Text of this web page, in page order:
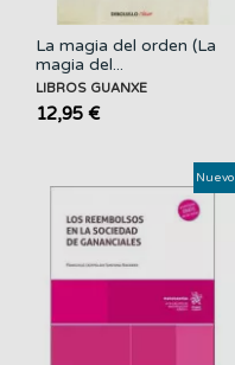
La magia del orden (La
magia del...
LIBROS GUANXE
12,95 €
Nuevo